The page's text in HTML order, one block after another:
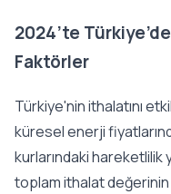
2024’te
Faktörler
Türkiye'nin ithalatını
küresel enerji
kurlarındaki hareketlilik
toplam ithalat değerinin